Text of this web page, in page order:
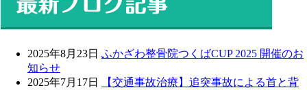
2025年8月23日 ふかざわ整骨院つくばCUP 2025 開催のお
知らせ
2025年7月17日
【交通事故治療】追突事故による首と背